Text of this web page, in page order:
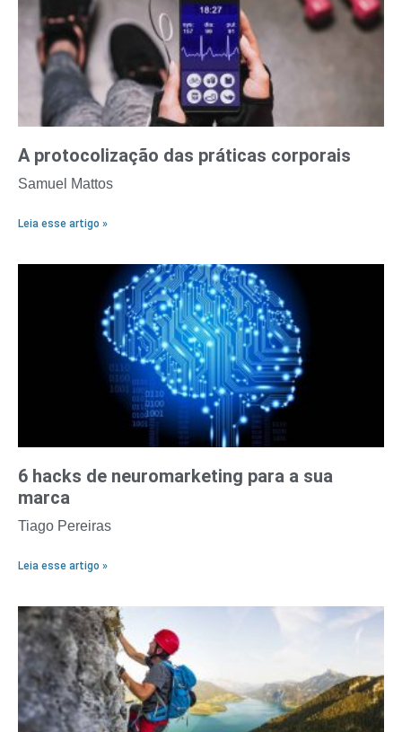
A protocolização das práticas corporais
Samuel Mattos
Leia esse artigo »
6 hacks de neuromarketing para a sua
marca
Tiago Pereiras
Leia esse artigo »